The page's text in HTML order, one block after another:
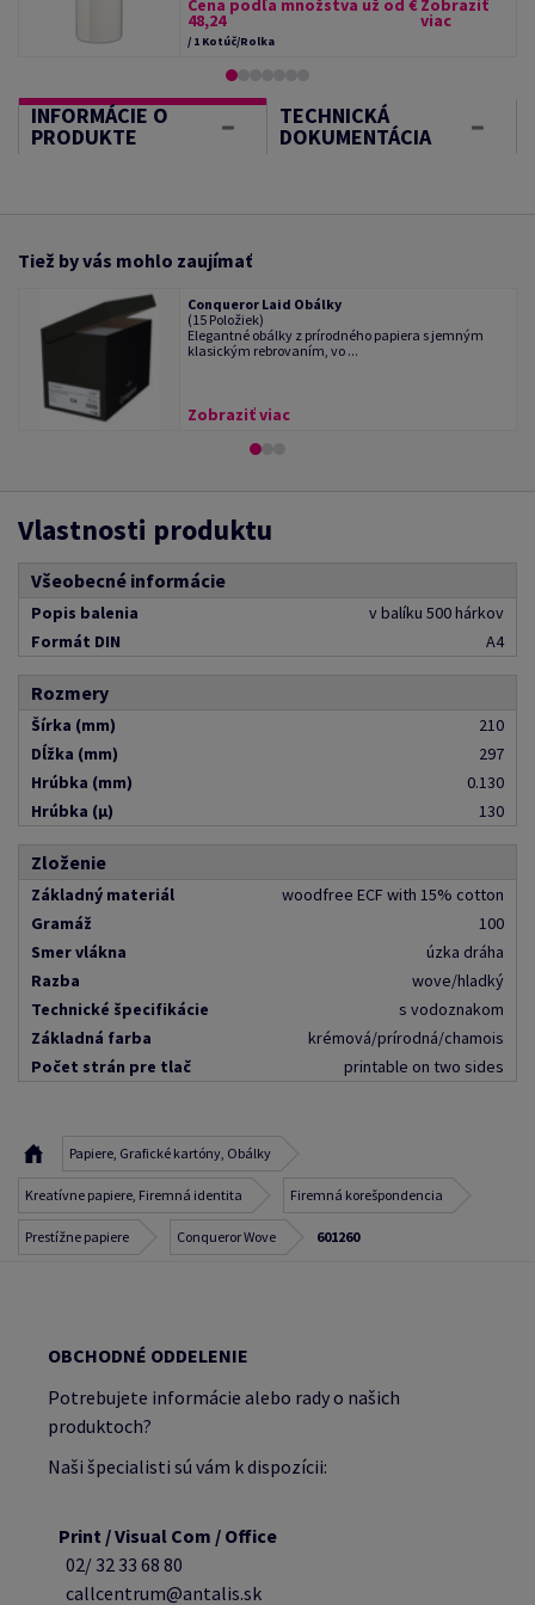
Cena podľa množstva už od €
48,24
/ 1 Kotúč/Rolka
Zobraziť
viac
INFORMÁCIE O
PRODUKTE
TECHNICKÁ
DOKUMENTÁCIA
Tiež by vás mohlo zaujímať
Conqueror Laid Obálky
(15 Položiek)
Elegantné obálky z prírodného papiera s jemným
klasickým rebrovaním, vo ...
Zobraziť viac
Vlastnosti produktu
Všeobecné informácie
Popis balenia
v balíku 500 hárkov
Formát DIN
A4
Rozmery
Šírka (mm)
210
Dĺžka (mm)
297
Hrúbka (mm)
0.130
Hrúbka (μ)
130
Zloženie
Základný materiál
woodfree ECF with 15% cotton
Gramáž
100
Smer vlákna
úzka dráha
Razba
wove/hladký
Technické špecifikácie
s vodoznakom
Základná farba
krémová/prírodná/chamois
Počet strán pre tlač
printable on two sides
Papiere, Grafické kartóny, Obálky
Kreatívne papiere, Firemná identita Firemná korešpondencia
Prestížne papiere Conqueror Wove 601260
OBCHODNÉ ODDELENIE
Potrebujete informácie alebo rady o našich
produktoch?
Naši špecialisti sú vám k dispozícii:
Print / Visual Com / Office
02/ 32 33 68 80
callcentrum@antalis.sk